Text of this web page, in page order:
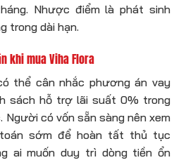
Nhược điểm là phát sinh
trong dài hạn.
khi mua Viha Flora
thể cân nhắc phương án vay
sách hỗ trợ lãi suất 0% trong
Người có vốn sẵn sàng nên xem
sớm để hoàn tất thủ tục
ai muốn duy trì dòng tiền ổn